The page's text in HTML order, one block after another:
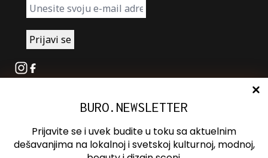
Instagram
Facebook
Oglašavanje
Kontakt
BURO.NEWSLETTER
Prijavite se i uvek budite u toku sa aktuelnim
dešavanjima na lokalnoj i svetskoj kulturnoj, modnoj,